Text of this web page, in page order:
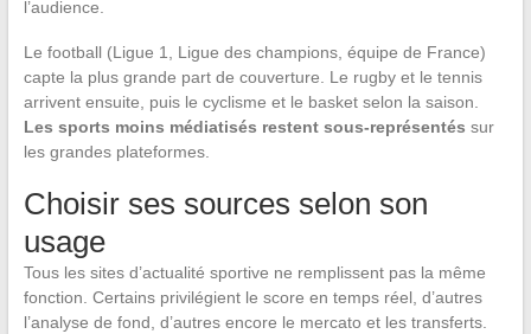
l’audience.
Le football (Ligue 1, Ligue des champions, équipe de France)
capte la plus grande part de couverture. Le rugby et le tennis
arrivent ensuite, puis le cyclisme et le basket selon la saison.
Les sports moins médiatisés restent sous-représentés sur
les grandes plateformes.
Choisir ses sources selon son
usage
Tous les sites d’actualité sportive ne remplissent pas la même
fonction. Certains privilégient le score en temps réel, d’autres
l’analyse de fond, d’autres encore le mercato et les transferts.